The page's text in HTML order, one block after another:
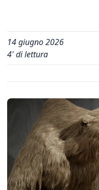
14 giugno 2026
4' di lettura